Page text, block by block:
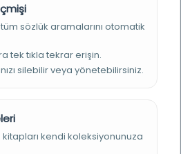
Teknik Üniversitesi
tüm sözlük aramalarını otomatik
tek tıkla tekrar erişin.
silebilir veya yönetebilirsiniz.
kendi koleksiyonunuza